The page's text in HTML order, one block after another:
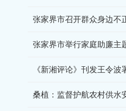
张家界市召开群众身边不
张家界市举行家庭助廉主
《新湘评论》刊发王令
桑植：监督护航农村供水